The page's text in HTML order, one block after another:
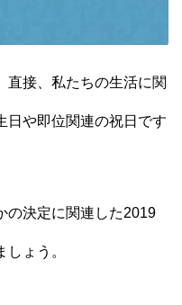
直接、私たちの生活に関
日や即位関連の祝日です
の決定に関連した2019
ょう。